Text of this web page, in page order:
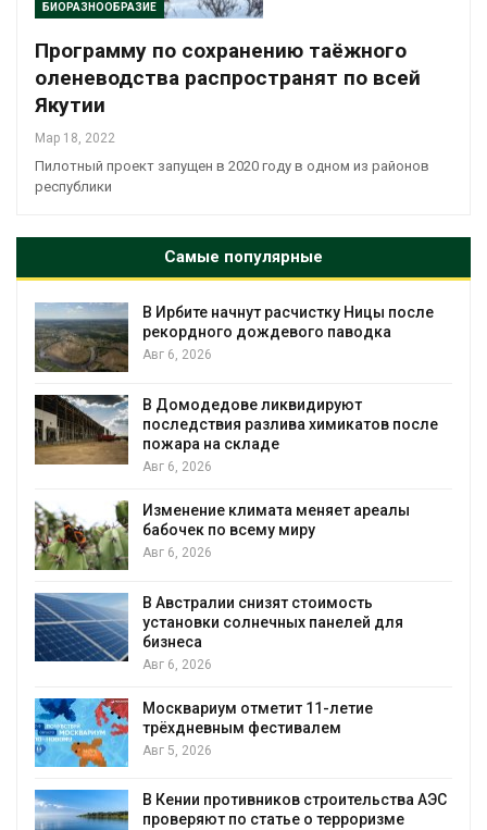
БИОРАЗНООБРАЗИЕ
Программу по сохранению таёжного
оленеводства распространят по всей
Якутии
Мар 18, 2022
Пилотный проект запущен в 2020 году в одном из районов
республики
Самые популярные
В Ирбите начнут расчистку Ницы после
рекордного дождевого паводка
Авг 6, 2026
В Домодедове ликвидируют
последствия разлива химикатов после
пожара на складе
Авг 6, 2026
Изменение климата меняет ареалы
бабочек по всему миру
Авг 6, 2026
В Австралии снизят стоимость
установки солнечных панелей для
бизнеса
Авг 6, 2026
Москвариум отметит 11-летие
трёхдневным фестивалем
Авг 5, 2026
В Кении противников строительства АЭС
проверяют по статье о терроризме